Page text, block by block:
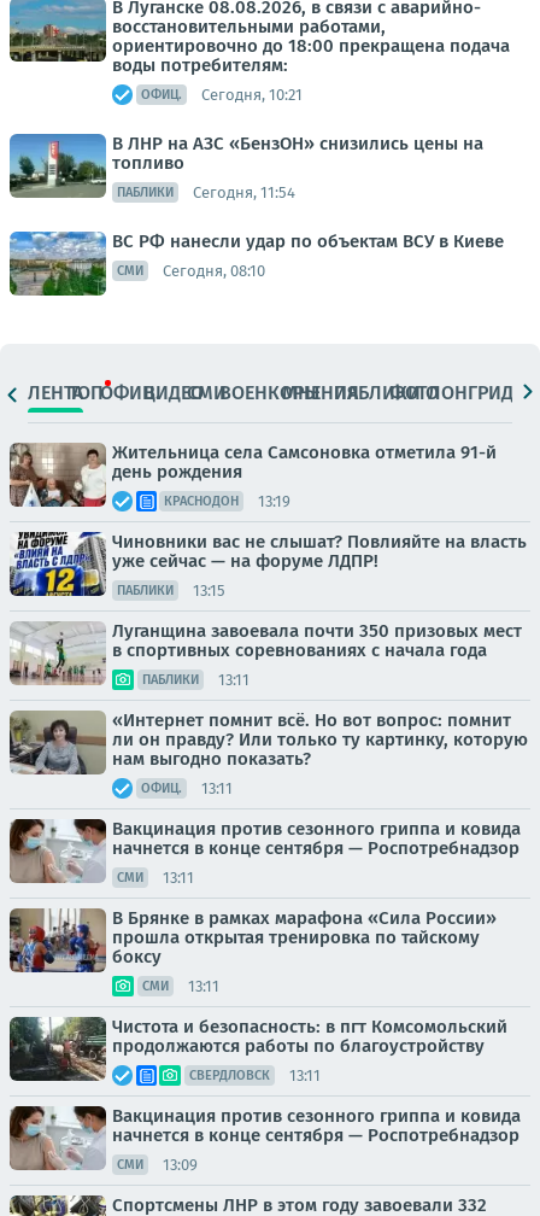
В Луганске 08.08.2026, в связи с аварийно-
восстановительными работами,
ориентировочно до 18:00 прекращена подача
воды потребителям:
ОФИЦ. Сегодня, 10:21
В ЛНР на АЗС «БензОН» снизились цены на
топливо
ПАБЛИКИ Сегодня, 11:54
ВС РФ нанесли удар по объектам ВСУ в Киеве
СМИ Сегодня, 08:10
ЛЕНТАТОПОФИЦ.ВИДЕОСМИВОЕНКОРЫМНЕНИЯПАБЛИКИ
ФОТОЛОНГРИДЫ
Жительница села Самсоновка отметила 91-й
день рождения
КРАСНОДОН 13:19
Чиновники вас не слышат? Повлияйте на власть
уже сейчас — на форуме ЛДПР!
ПАБЛИКИ 13:15
Луганщина завоевала почти 350 призовых мест
в спортивных соревнованиях с начала года
ПАБЛИКИ 13:11
«Интернет помнит всё. Но вот вопрос: помнит
ли он правду? Или только ту картинку, которую
нам выгодно показать?
ОФИЦ. 13:11
Вакцинация против сезонного гриппа и ковида
начнется в конце сентября — Роспотребнадзор
СМИ 13:11
В Брянке в рамках марафона «Сила России»
прошла открытая тренировка по тайскому
боксу
СМИ 13:11
Чистота и безопасность: в пгт Комсомольский
продолжаются работы по благоустройству
СВЕРДЛОВСК 13:11
Вакцинация против сезонного гриппа и ковида
начнется в конце сентября — Роспотребнадзор
СМИ 13:09
Спортсмены ЛНР в этом году завоевали 332